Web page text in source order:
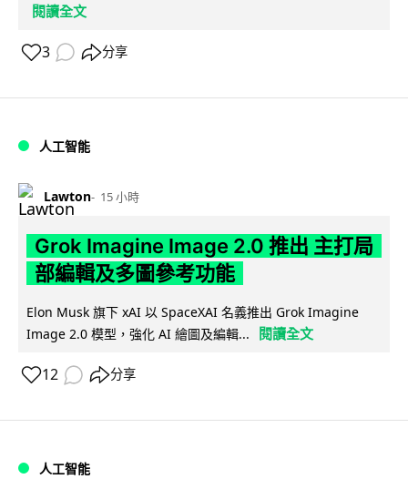
閱讀全文
3 分享
人工智能
Lawton 15 小時
Grok Imagine Image 2.0 推出 主打局
部編輯及多圖參考功能
Elon Musk 旗下 xAI 以 SpaceXAI 名義推出 Grok Imagine
Image 2.0 模型，強化 AI 繪圖及編輯...
閱讀全文
12 分享
人工智能